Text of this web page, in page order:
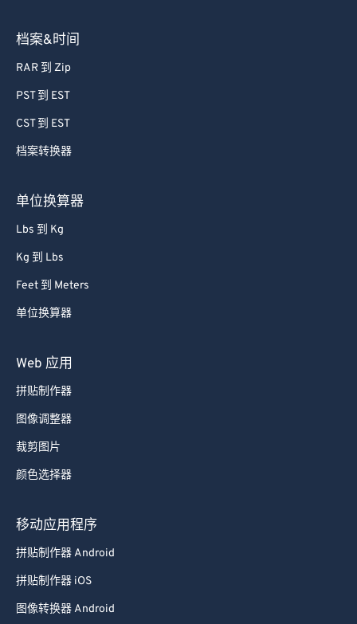
档案&时间
RAR 到 Zip
PST 到 EST
CST 到 EST
档案转换器
单位换算器
Lbs 到 Kg
Kg 到 Lbs
Feet 到 Meters
单位换算器
Web 应用
拼贴制作器
图像调整器
裁剪图片
颜色选择器
移动应用程序
拼贴制作器 Android
拼贴制作器 iOS
图像转换器 Android